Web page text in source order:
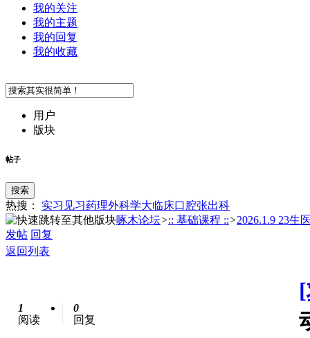
我的关注
我的主题
我的回复
我的收藏
用户
版块
帖子
搜索
热搜： 实习 见习药理外科学大临床口腔张出科
啄木论坛>:: 基础课程 ::>2026.1.9 23生
发帖 回复
返回列表
1
阅读
0
回复